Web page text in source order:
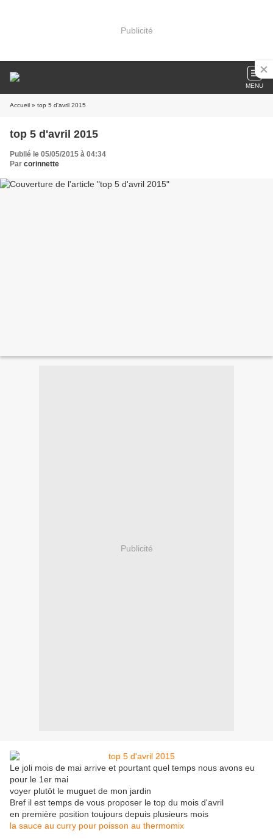
Publicité
MENU
Accueil » top 5 d'avril 2015
top 5 d'avril 2015
Publié le 05/05/2015 à 04:34
Par corinnette
Publicité
Le joli mois de mai arrive et pourtant quel temps nous avons eu
pour le 1er mai
voyer plutôt le muguet de mon jardin
Bref il est temps de vous proposer le top du mois d'avril
en première position toujours depuis plusieurs mois
la sauce au curry pour poisson au thermomix